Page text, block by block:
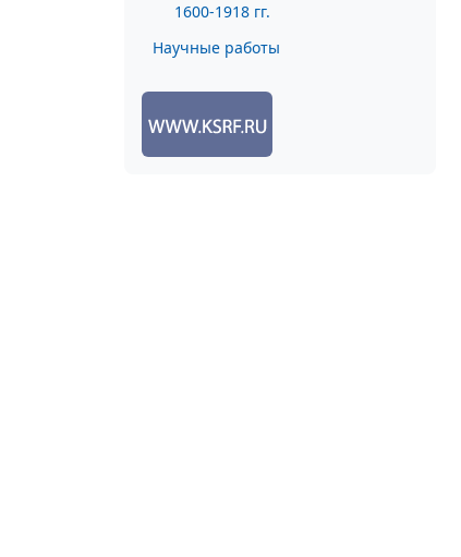
1600-1918 гг.
Научные работы